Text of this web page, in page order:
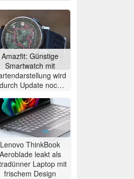
Amazfit: Günstige
Smartwatch mit
wird
durch Update noch
Lenovo ThinkBook
Aeroblade leakt als
Laptop mit
frischem Design